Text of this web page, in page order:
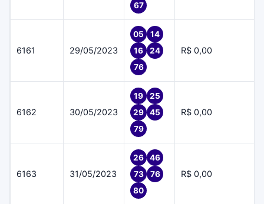
67
6161 29/05/2023
05
14
16
24
76
R$ 0,00
6162 30/05/2023
19
25
29
45
79
R$ 0,00
6163 31/05/2023
26
46
73
76
80
R$ 0,00